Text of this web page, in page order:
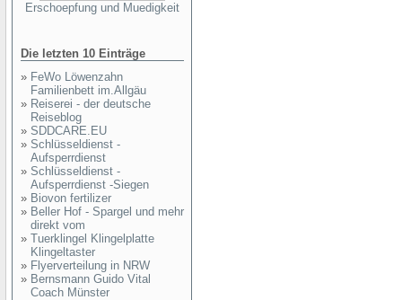
Erschoepfung und Muedigkeit
Die letzten 10 Einträge
» FeWo Löwenzahn
Familienbett im.Allgäu
» Reiserei - der deutsche
Reiseblog
» SDDCARE.EU
» Schlüsseldienst -
Aufsperrdienst
» Schlüsseldienst -
Aufsperrdienst -Siegen
» Biovon fertilizer
» Beller Hof - Spargel und mehr
direkt vom
» Tuerklingel Klingelplatte
Klingeltaster
» Flyerverteilung in NRW
» Bernsmann Guido Vital
Coach Münster